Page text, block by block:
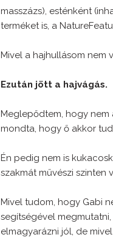
masszázs), esténként
terméket is, a
Mivel a hajhullásom nem
Ezután jött a hajvágás.
Meglepődtem, hogy nem
mondta, hogy ő akkor
Én pedig nem is
szakmát művészi szinten
Mivel tudom, hogy Gabi
segítségével
elmagyarázni jól, de